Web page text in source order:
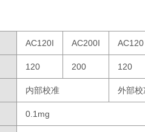
AC120I AC200I AC120
120 200 120
内部校准 外部校
0.1mg